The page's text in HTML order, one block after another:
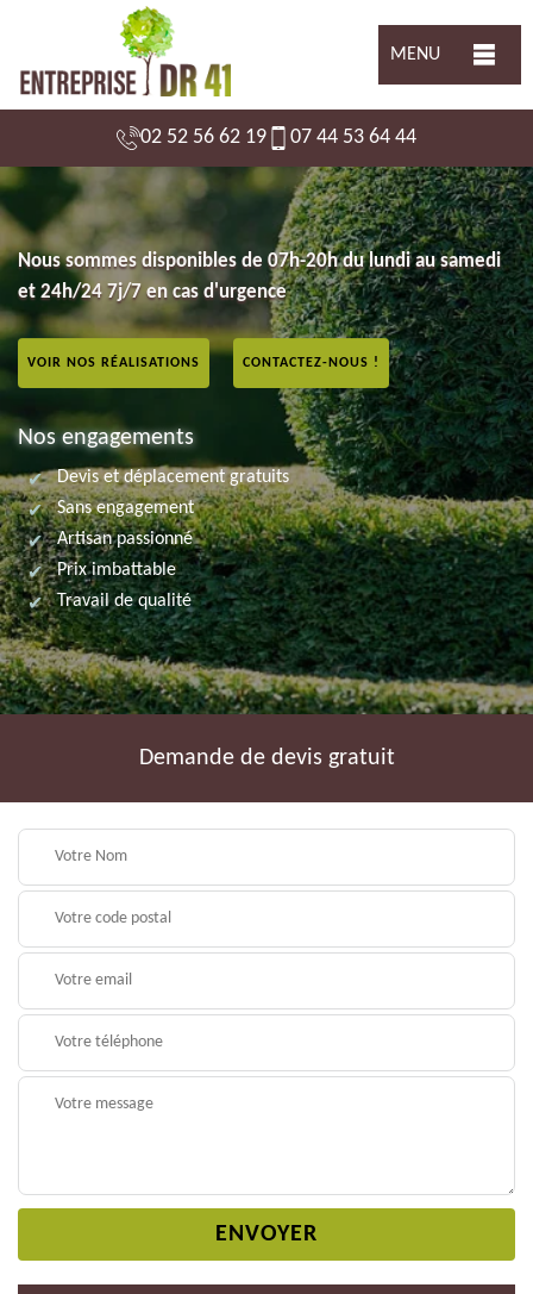
MENU
02 52 56 62 19 07 44 53 64 44
Nous sommes disponibles de 07h-20h du lundi au samedi
et 24h/24 7j/7 en cas d'urgence
VOIR NOS RÉALISATIONS CONTACTEZ-NOUS !
Nos engagements
Devis et déplacement gratuits
Sans engagement
Artisan passionné
Prix imbattable
Travail de qualité
Demande de devis gratuit